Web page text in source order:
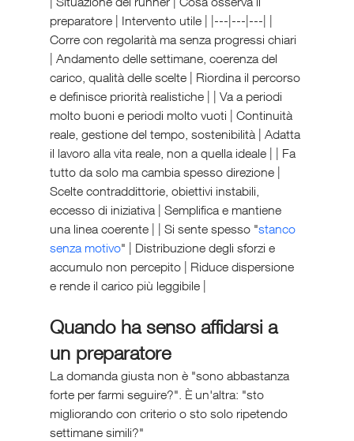
preparatore | Intervento utile | |---|---|---| |
Corre con regolarità ma senza progressi chiari
| Andamento delle settimane, coerenza del
carico, qualità delle scelte | Riordina il percorso
e definisce priorità realistiche | | Va a periodi
molto buoni e periodi molto vuoti | Continuità
reale, gestione del tempo, sostenibilità | Adatta
il lavoro alla vita reale, non a quella ideale | | Fa
tutto da solo ma cambia spesso direzione |
Scelte contraddittorie, obiettivi instabili,
eccesso di iniziativa | Semplifica e mantiene
una linea coerente | | Si sente spesso "stanco
senza motivo" | Distribuzione degli sforzi e
accumulo non percepito | Riduce dispersione
e rende il carico più leggibile |
Quando ha senso affidarsi a
un preparatore
La domanda giusta non è "sono abbastanza
forte per farmi seguire?". È un'altra: "sto
migliorando con criterio o sto solo ripetendo
settimane simili?"